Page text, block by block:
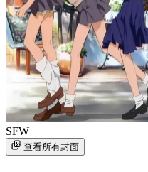
SFW
查看所有封面